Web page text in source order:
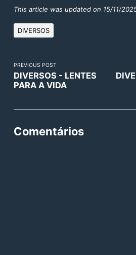
This article was updated on 15/11/
DIVERSOS
PREVIOUS POST
DIVERSOS - LENTES
PARA A VIDA
Comentários